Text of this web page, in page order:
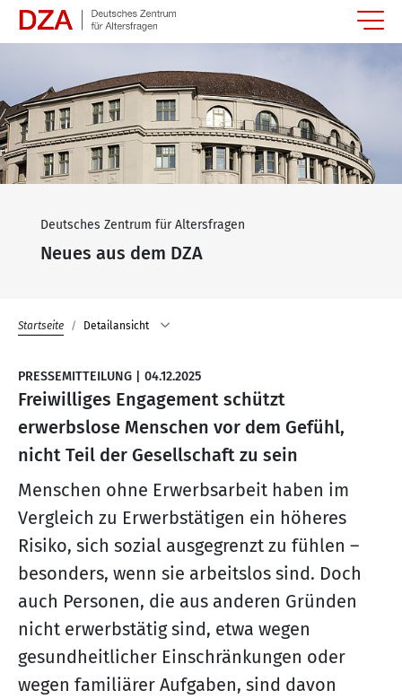
Deutsches Zentrum für Altersfragen
Neues aus dem DZA
Startseite Detailansicht
PRESSEMITTEILUNG 04.12.2025
Freiwilliges Engagement schützt
erwerbslose Menschen vor dem Gefühl,
nicht Teil der Gesellschaft zu sein
Menschen ohne Erwerbsarbeit haben im
Vergleich zu Erwerbstätigen ein höheres
Risiko, sich sozial ausgegrenzt zu fühlen –
besonders, wenn sie arbeitslos sind. Doch
auch Personen, die aus anderen Gründen
nicht erwerbstätig sind, etwa wegen
gesundheitlicher Einschränkungen oder
wegen familiärer Aufgaben, sind davon